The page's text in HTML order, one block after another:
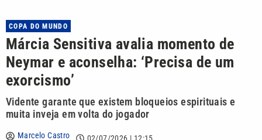
COPA DO MUNDO
Márcia Sensitiva avalia momento de
Neymar e aconselha: ‘Precisa de um
exorcismo’
Vidente garante que existem bloqueios espirituais e
muita inveja em volta do jogador
Marcelo Castro